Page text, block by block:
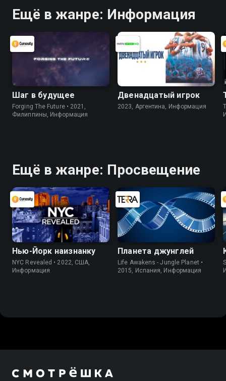
Ещё в жанре: Информация
Шаг в будущее
Forging The Future • 2021,
Филиппины, Информация
Двенадцатый игрок
2023, Аргентина, Информация
Ещё в жанре: Просвещение
Нью-Йорк наизнанку
NYC Revealed • 2022, США,
Информация
Планета джунглей
Life Awakens - Jungle Planet •
2015, Испания, Информация